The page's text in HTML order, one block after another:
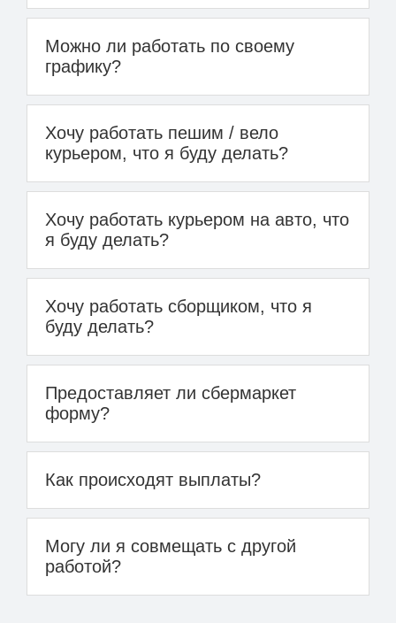
Можно ли работать по своему
графику?
Хочу работать пешим / вело
курьером, что я буду делать?
Хочу работать курьером на авто, что
я буду делать?
Хочу работать сборщиком, что я
буду делать?
Предоставляет ли сбермаркет
форму?
Как происходят выплаты?
Могу ли я совмещать с другой
работой?